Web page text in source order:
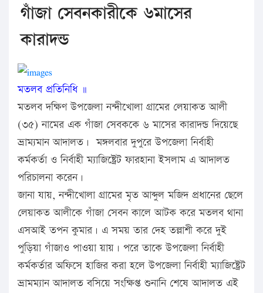
গাঁজা সেবনকারীকে ৬মাসের
কারাদন্ড
মতলব প্রতিনিধি ॥
মতলব দক্ষিণ উপজেলা নন্দীখোলা গ্রামের লেয়াকত আলী
(৩৫) নামের এক গাঁজা সেবককে ৬ মাসের কারাদন্ড দিয়েছে
ভ্রাম্যমান আদালত। মঙ্গলবার দুপুরে উপজেলা নির্বাহী
কর্মকর্তা ও নির্বাহী ম্যাজিষ্ট্রেট ফারহানা ইসলাম এ আদালত
পরিচালনা করেন।
জানা যায়, নন্দীখোলা গ্রামের মৃত আব্দুল মজিদ প্রধানের ছেলে
লেয়াকত আলীকে গাঁজা সেবন কালে আটক করে মতলব থানা
এসআই তপন কুমার। এ সময় তার দেহ তল্লাশী করে দুই
পুড়িয়া গাঁজাও পাওয়া য়ায়। পরে তাকে উপজেলা নির্বাহী
কর্মকর্তার অফিসে হাজির করা হলে উপজেলা নির্বাহী ম্যাজিষ্ট্রেট
ভ্রামম্যান আদালত বসিয়ে সংক্ষিপ্ত শুনানি শেষে আদালত এই